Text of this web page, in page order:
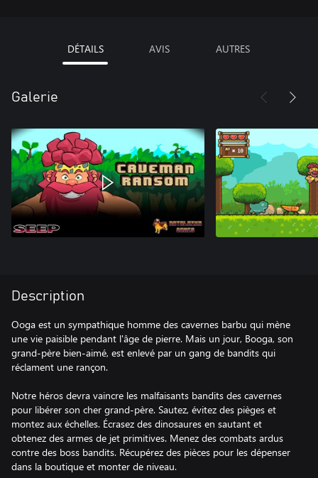
DÉTAILS AVIS AUTRES
Galerie
Description
Ooga est un sympathique homme des cavernes barbu qui mène
une vie paisible pendant l'âge de pierre. Mais un jour, Booga, son
grand-père bien-aimé, est enlevé par un gang de bandits qui
réclament une rançon.
Notre héros devra vaincre les malfaisants bandits des cavernes
pour libérer son cher grand-père. Sautez, évitez des pièges et
montez aux échelles. Écrasez des dinosaures en sautant et
obtenez des armes de jet primitives. Menez des combats ardus
contre des boss bandits. Récupérez des pièces pour les dépenser
dans la boutique et monter de niveau.